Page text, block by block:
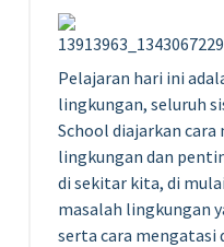
Pelajaran hari ini
lingkungan, seluruh
School diajarkan
lingkungan dan
di sekitar kita, di
masalah lingkungan
serta cara mengatasi